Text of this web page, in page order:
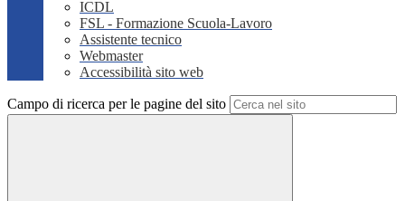
ICDL
FSL - Formazione Scuola-Lavoro
Assistente tecnico
Webmaster
Accessibilità sito web
Campo di ricerca per le pagine del sito